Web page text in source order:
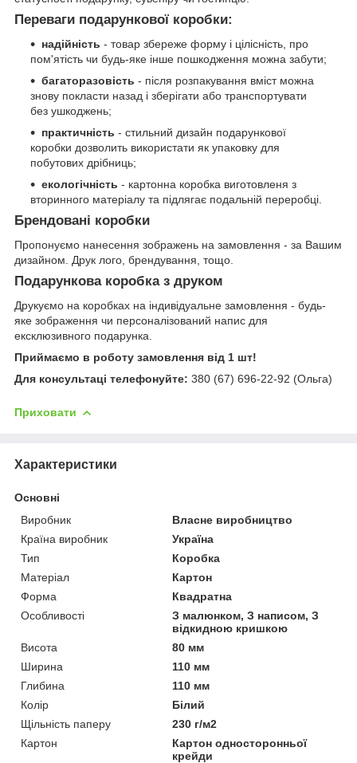
Переваги подарункової коробки:
надійність - товар збереже форму і цілісність, про
пом'ятість чи будь-яке інше пошкодження можна забути;
багаторазовість - після розпакування вміст можна
знову покласти назад і зберігати або транспортувати
без ушкоджень;
практичність - стильний дизайн подарункової
коробки дозволить використати як упаковку для
побутових дрібниць;
екологічність - картонна коробка виготовленя з
вторинного матеріалу та підлягає подальній переробці.
Брендовані коробки
Пропонуємо нанесення зображень на замовлення - за Вашим
дизайном. Друк лого, брендування, тощо.
Подарункова коробка з друком
Друкуємо на коробках на індивідуальне замовлення - будь-
яке зображення чи персоналізований напис для
ексклюзивного подарунка.
Приймаємо в роботу замовлення від 1 шт!
Для консультаці телефонуйте: 380 (67) 696-22-92 (Ольга)
Приховати
Характеристики
Основні
Виробник
Власне виробництво
Країна виробник
Україна
Тип
Коробка
Матеріал
Картон
Форма
Квадратна
Особливості
З малюнком, З написом, З
відкидною кришкою
Висота
80 мм
Ширина
110 мм
Глибина
110 мм
Колір
Білий
Щільність паперу
230 г/м2
Картон
Картон односторонньої
крейди